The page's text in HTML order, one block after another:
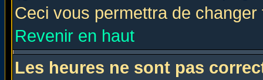
Ceci vous permettra de
Revenir en haut
Les heures ne sont pas